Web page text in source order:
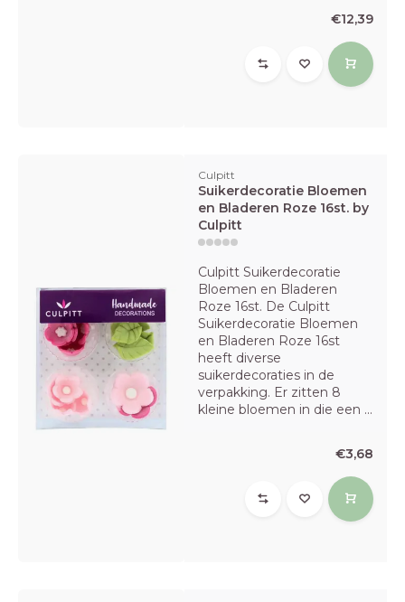
€12,39
Culpitt
Suikerdecoratie Bloemen
en Bladeren Roze 16st. by
Culpitt
Culpitt Suikerdecoratie
Bloemen en Bladeren
Roze 16st. De Culpitt
Suikerdecoratie Bloemen
en Bladeren Roze 16st
heeft diverse
suikerdecoraties in de
verpakking. Er zitten 8
kleine bloemen in die een ...
€3,68